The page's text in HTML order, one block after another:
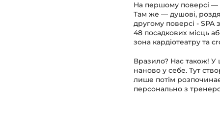
На першому поверсі —
Там же — душові,
другому поверсі - SPA
48 посадкових місць
зона кардіотеатру та
Вразило? Нас також! У
наново у себе. Тут
лише потім
персонально з